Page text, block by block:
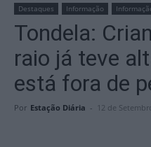
Destaques Informação
Tondela:
raio já teve
está fora de
Por Estação Diária - 12 de